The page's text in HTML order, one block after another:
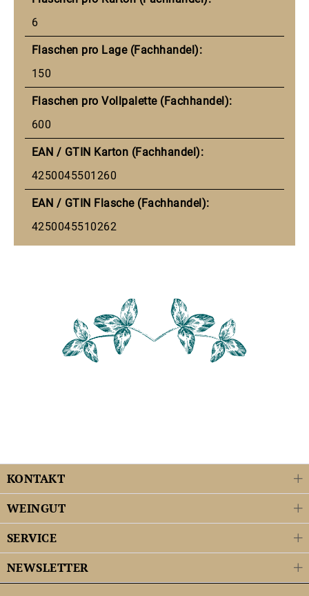
6
Flaschen pro Lage (Fachhandel):
150
Flaschen pro Vollpalette (Fachhandel):
600
EAN / GTIN Karton (Fachhandel):
4250045501260
EAN / GTIN Flasche (Fachhandel):
4250045510262
KONTAKT
WEINGUT
SERVICE
NEWSLETTER